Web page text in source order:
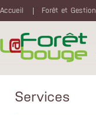
Accueil
Forêt et Gestion
Services